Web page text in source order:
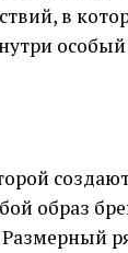
в
образ